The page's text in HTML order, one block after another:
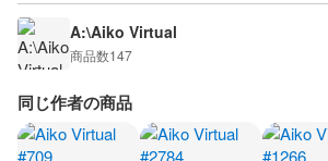
A:\Aiko Virtual
商品数147
同じ作者の商品